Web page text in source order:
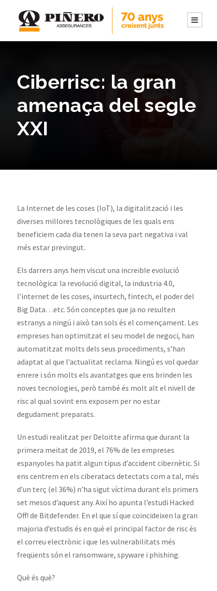
Ciberrisc: la gran
amenaça del segle
XXI
La Internet de les coses (IoT), la digitalització i les
diverses millores tecnològiques de les quals ens
beneficiem cada dia tenen la seva part negativa i val
més estar previngut.
Els darrers anys hem viscut una increïble evolució
tecnològica: la revolució digital, la industria 4.0,
l’internet de les coses, insurtech, fintech, el poder del
Big Data…etc. Són conceptes que ja no resulten
estranys a ningú i això tan sols és el començament. Les
empreses han optimitzat el seu model de negoci, han
automatitzat molts dels seus procediments, s’han
adaptat al que l’actualitat reclama. Ningú es vol quedar
enrere i són molts els avantatges que ens brinden les
noves tecnologies, però també és molt alt el nivell de
risc al qual sovint ens exposem per no estar
degudament preparats.
Un estudi realitzat per Deloitte afirma que durant la
primera meitat de 2019, el 76% de les empreses
espanyoles ha patit algun tipus d’accident cibernètic. Si
ens centrem en els ciberatacs detectats com a tal, més
d’un terç (el 36%) n’ha sigut víctima durant els primers
set mesos d’aquest any. Així ho apunta l’estudi Hacked
Off! de Bitdefender. En el que sí que coincideixen la gran
majoria d’estudis és en què el principal factor de risc és
el correu electrònic i que les vulnerabilitats més
freqüents són el ransomware, spyware i phishing.
Què és què?